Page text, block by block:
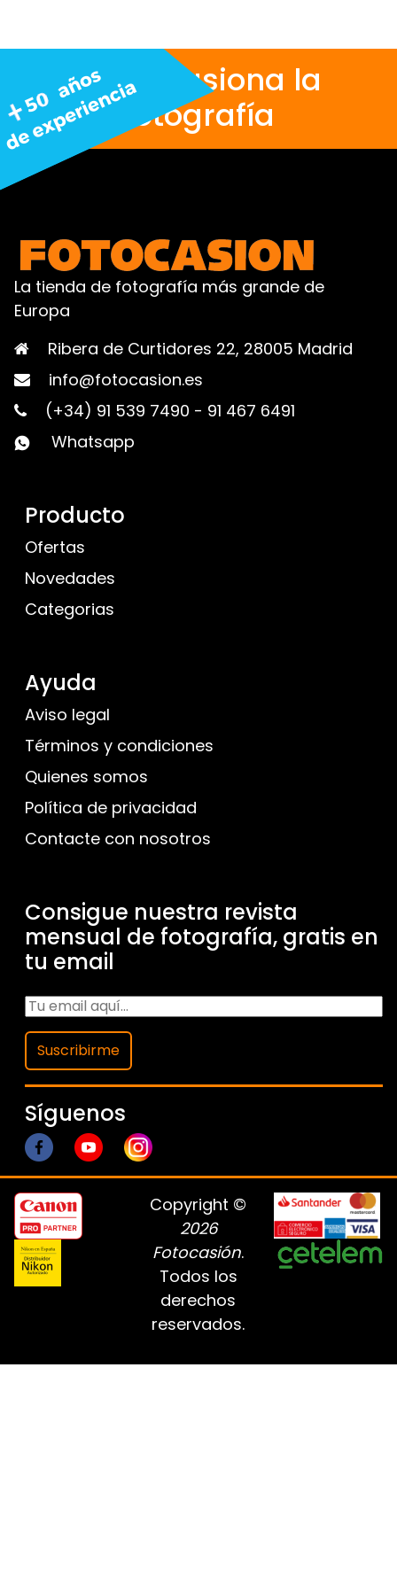
Nos apasiona la
fotografía
La tienda de fotografía más grande de
Europa
Ribera de Curtidores 22, 28005 Madrid
info@fotocasion.es
(+34) 91 539 7490 - 91 467 6491
Whatsapp
Producto
Ofertas
Novedades
Categorias
Ayuda
Aviso legal
Términos y condiciones
Quienes somos
Política de privacidad
Contacte con nosotros
Consigue nuestra revista
mensual de fotografía, gratis en
tu email
Suscribirme
Síguenos
Copyright ©
2026
Fotocasión.
Todos los
derechos
reservados.